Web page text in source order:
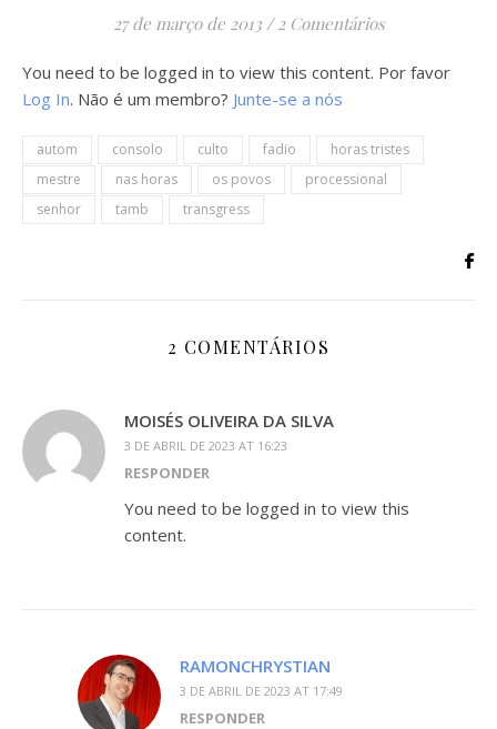
27 de março de 2013 / 2 Comentários
You need to be logged in to view this content. Por favor
Log In. Não é um membro? Junte-se a nós
autom consolo culto fadio
horas tristes
mestre
nas horas os povos
processional
senhor
tamb transgress
2 COMENTÁRIOS
MOISÉS OLIVEIRA DA SILVA
3 DE ABRIL DE 2023 AT 16:23
RESPONDER
You need to be logged in to view this
content.
RAMONCHRYSTIAN
3 DE ABRIL DE 2023 AT 17:49
RESPONDER